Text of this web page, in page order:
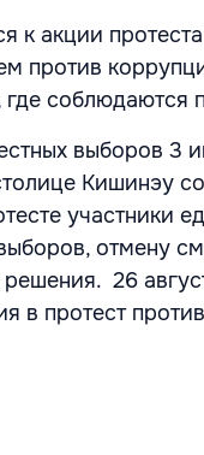
к акции
против
соблюдаются
выборов 3
Кишинэу
участники
отмену
26
в протест